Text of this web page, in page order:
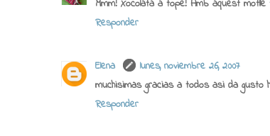
Mmm! Xocolata a tope! Amb aquest
Responder
Elena
lunes, noviembre 26, 2007
muchisimas gracias a todos asi da gusto
Responder